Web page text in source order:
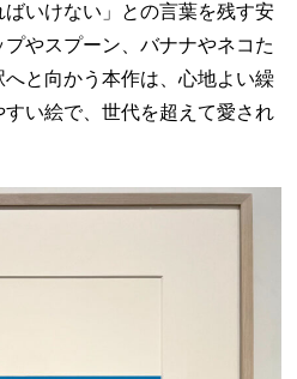
いけない」との言葉を残す安
やスプーン、バナナやネコた
と向かう本作は、心地よい繰
い絵で、世代を超えて愛され